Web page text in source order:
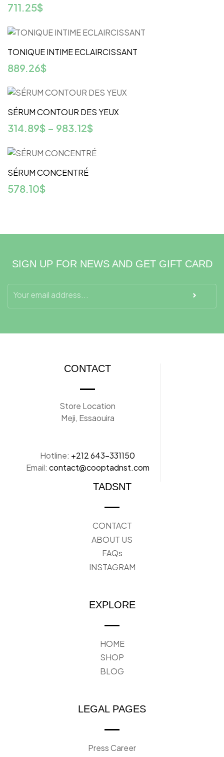
711.25$
TONIQUE INTIME ECLAIRCISSANT
889.26$
SÉRUM CONTOUR DES YEUX
314.89$ – 983.12$
SÉRUM CONCENTRÉ
578.10$
SIGN UP FOR NEWS AND GET GIFT CARD
CONTACT
Store Location
Meji, Essaouira
Hotline: +212 643-331150
Email: contact@cooptadnst.com
TADSNT
CONTACT
ABOUT US
FAQs
INSTAGRAM
EXPLORE
HOME
SHOP
BLOG
LEGAL PAGES
Press Career